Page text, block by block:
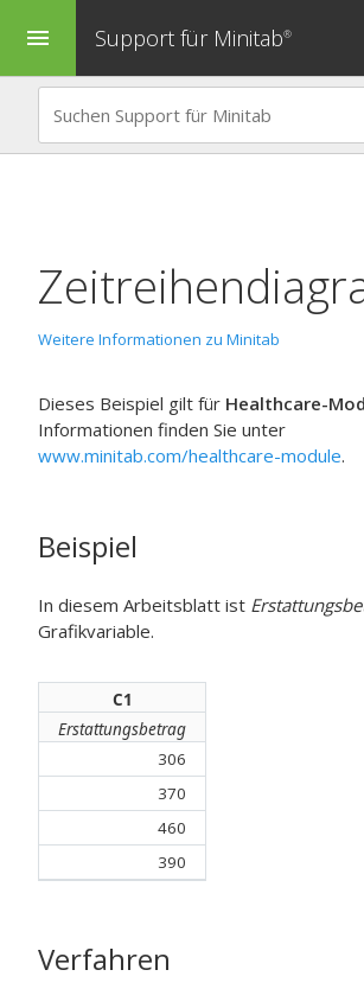
menu Support für Minitab®
Weitere Informationen zu Minitab
Dieses Beispiel gilt für Healthcare-
Informationen finden Sie unter
www.minitab.com/healthcare-module.
Beispiel
In diesem Arbeitsblatt ist
Grafikvariable.
C1
Erstattungsbetrag
306
370
460
390
Verfahren